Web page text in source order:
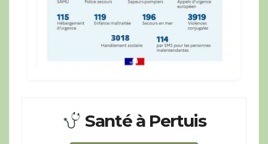
Santé à Pertuis